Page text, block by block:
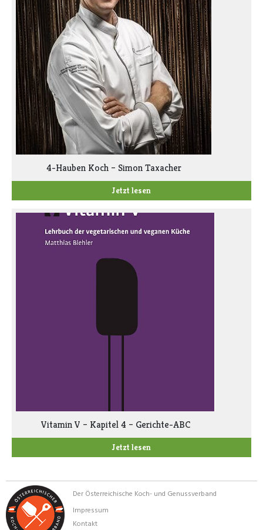
4-Hauben Koch – Simon Taxacher
Jetzt lesen
Vitamin V – Kapitel 4 – Gerichte-ABC
Jetzt lesen
Der Österreichische Koch- und Genussverband
Impressum
Kontakt